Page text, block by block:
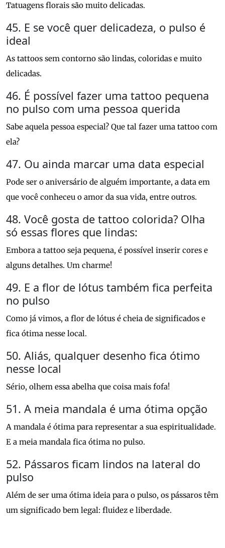
Tatuagens florais são muito delicadas.
45. E se você quer delicadeza, o pulso é
ideal
As tattoos sem contorno são lindas, coloridas e muito
delicadas.
46. É possível fazer uma tattoo pequena
no pulso com uma pessoa querida
Sabe aquela pessoa especial? Que tal fazer uma tattoo com
ela?
47. Ou ainda marcar uma data especial
Pode ser o aniversário de alguém importante, a data em
que você conheceu o amor da sua vida, entre outros.
48. Você gosta de tattoo colorida? Olha
só essas flores que lindas:
Embora a tattoo seja pequena, é possível inserir cores e
alguns detalhes. Um charme!
49. E a flor de lótus também fica perfeita
no pulso
Como já vimos, a flor de lótus é cheia de significados e
fica ótima nesse local.
50. Aliás, qualquer desenho fica ótimo
nesse local
Sério, olhem essa abelha que coisa mais fofa!
51. A meia mandala é uma ótima opção
A mandala é ótima para representar a sua espiritualidade.
E a meia mandala fica ótima no pulso.
52. Pássaros ficam lindos na lateral do
pulso
Além de ser uma ótima ideia para o pulso, os pássaros têm
um significado bem legal: fluidez e liberdade.